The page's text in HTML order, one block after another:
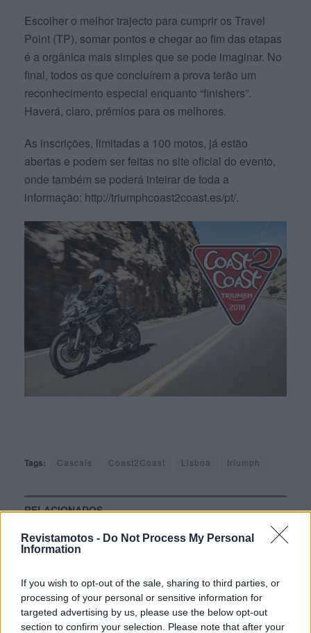
Revistamotos - Do Not Process My Personal
Information
If you wish to opt-out of the sale, sharing to third parties, or
processing of your personal or sensitive information for
targeted advertising by us, please use the below opt-out
section to confirm your selection. Please note that after your
Escolher o melhor trajecto para cumprir os Travel
Point (TP), somar pontos e chegar ao fim das etapas
é a orgânica mais simples que se pode imaginar. No
final, todos os que concluírem a prova terão um
reconhecimento especial enquanto “finishers”.
Haverá, claro, prémios para os melhores.
As inscrições, limitadas a 100 motos, já estão
abertas e podem ser feitas no site oficial do evento,
onde também se poderá inteirar de toda a
informação: http://triumphcoast2coast.es/pt/.
Tags: Cascais Coast2Coast Lisboa triumph
RELACIONADOS